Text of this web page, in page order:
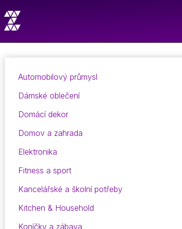
Automobilový průmysl
Dámské oblečení
Domácí dekor
Domov a zahrada
Elektronika
Fitness a sport
Kancelářské a školní potřeby
Kitchen & Household
Koníčky a zábava